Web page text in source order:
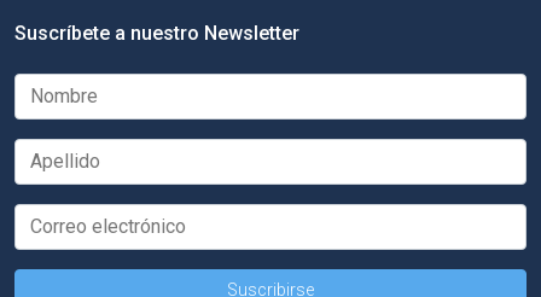
Suscríbete a nuestro Newsletter